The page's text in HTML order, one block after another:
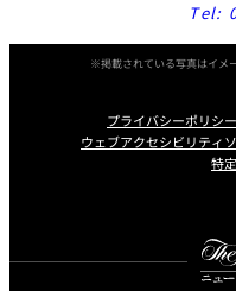
Tel:
※掲載されている写真はイメ
プライバシーポリシー
ウェブアクセシビリティ
特